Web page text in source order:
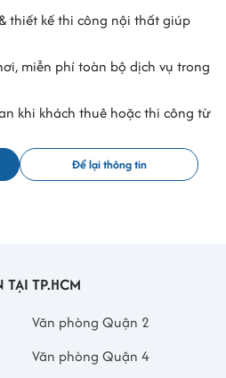
thiết kế thi công nội thất giúp
miễn phí toàn bộ dịch vụ trong
khi khách thuê hoặc thi công từ
Để lại thông tin
TẠI TP.HCM
Văn phòng Quận 2
Văn phòng Quận 4